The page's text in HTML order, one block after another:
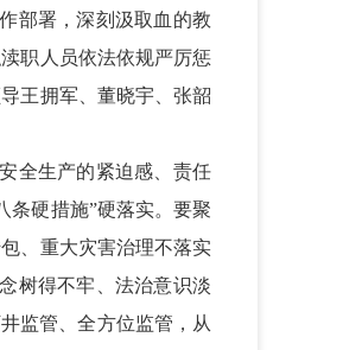
部署，深刻汲取血的教
职人员依法依规严厉惩
王拥军、董晓宇、张韶
全生产的紧迫感、责任
条硬措施”硬落实。要聚
、重大灾害治理不落实
树得不牢、法治意识淡
监管、全方位监管，从